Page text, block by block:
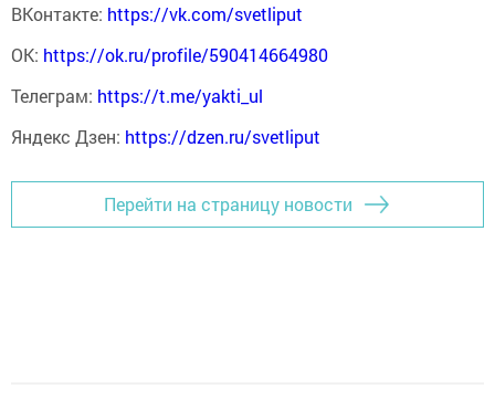
ВКонтакте: https://vk.com/svetliput
ОК: https://ok.ru/profile/590414664980
Телеграм: https://t.me/yakti_ul
Яндекс Дзен: https://dzen.ru/svetliput
Перейти на страницу новости